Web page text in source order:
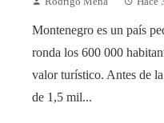
Montenegro es un país
ronda los 600 000
valor turístico. Antes de
de 1,5 mil...